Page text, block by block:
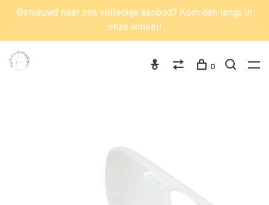
Benieuwd naar ons volledige aanbod? Kom dan langs in
onze winkel!
0